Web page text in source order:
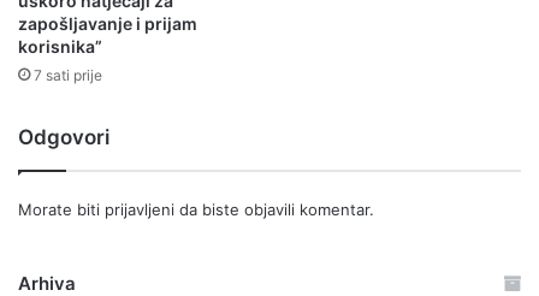
zapošljavanje i prijam
korisnika”
7 sati prije
Odgovori
Morate biti prijavljeni da biste objavili komentar.
Arhiva